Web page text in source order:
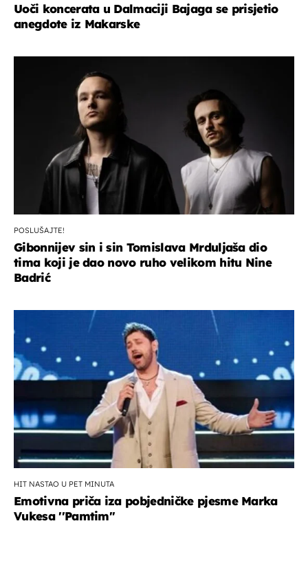
Uoči koncerata u Dalmaciji Bajaga se prisjetio
anegdote iz Makarske
POSLUŠAJTE!
Gibonnijev sin i sin Tomislava Mrduljaša dio
tima koji je dao novo ruho velikom hitu Nine
Badrić
HIT NASTAO U PET MINUTA
Emotivna priča iza pobjedničke pjesme Marka
Vukesa ''Pamtim''